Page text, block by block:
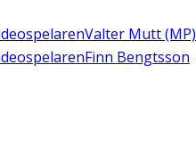
Valter Mutt (MP)
Finn Bengtsson